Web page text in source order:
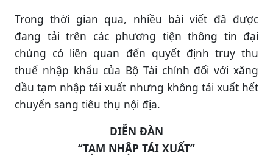
Trong thời gian qua, nhiều bài viết đã được
đang tải trên các phương tiện thông tin đại
chúng có liên quan đến quyết định truy thu
thuế nhập khẩu của Bộ Tài chính đối với xăng
dầu tạm nhập tái xuất nhưng không tái xuất hết
chuyển sang tiêu thụ nội địa.
DIỄN ĐÀN
“TẠM NHẬP TÁI XUẤT”